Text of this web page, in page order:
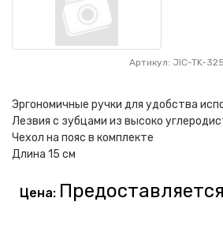
Артикул: JIC-TK-325
Эргономичные ручки для удобства
Лезвия с зубцами из высоко
Чехол на пояс в комплекте
Длина 15 см
Цена: